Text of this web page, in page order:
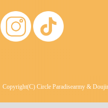
Copyright(C) Circle Paradisearmy &